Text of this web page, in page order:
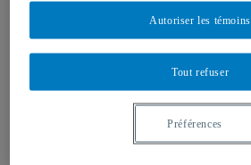
Edited volumes
Monographs
Peer reviewed articles
Book chapters
Tout refuser
Autoriser les témoins
Préférences